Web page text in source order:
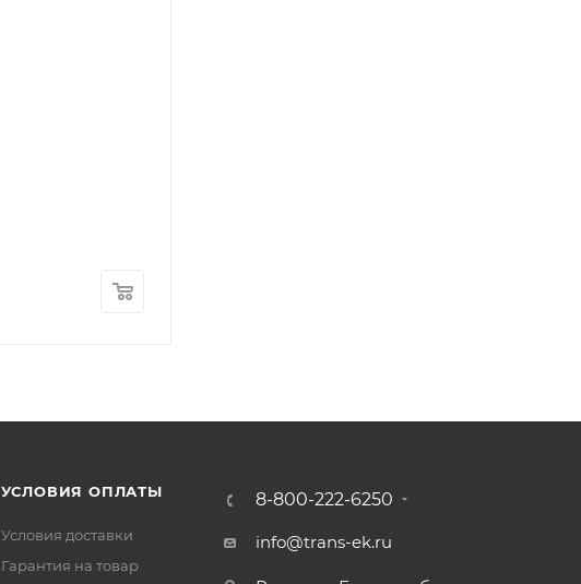
УСЛОВИЯ ОПЛАТЫ
Условия доставки
Гарантия на товар
8-800-222-6250
info@trans-ek.ru